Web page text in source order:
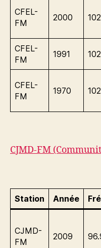
CFEL-
FM
2000
CFEL-
FM
1991
CFEL-
FM
1970
CJMD-FM
Station Année
CJMD-
FM
2009